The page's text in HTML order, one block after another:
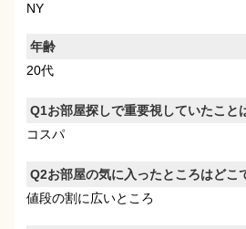
NY
年齢
20代
Q1お部屋探しで重要視していたこと
コスパ
Q2お部屋の気に入ったところはどこ
値段の割に広いところ